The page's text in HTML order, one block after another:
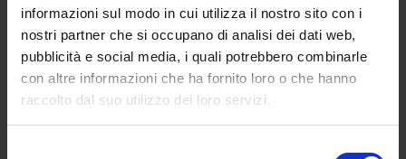
informazioni sul modo in cui utilizza il nostro sito con i
nostri partner che si occupano di analisi dei dati web,
pubblicità e social media, i quali potrebbero combinarle
con altre informazioni che ha fornito loro o che hanno
raccolto dal suo utilizzo dei loro servizi.
forma non convenzionale diventano invendibili. La
giovane designer ha deciso di voler cambiare le
cose, e come illustra nei suoi video, ha trovato il
modo di utilizzare nuovamente i prodotti di scarto.
Tramite un determinato processo riesce a
trasformare le bucce(principalmente)in una
formula che, essiccata al sole, diventa un